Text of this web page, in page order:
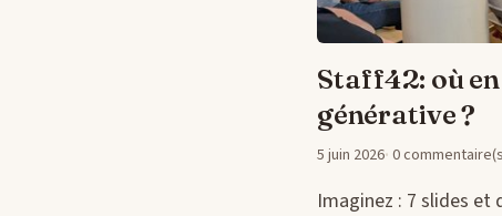
Staff42: où
générative ?
5 juin 2026 0
Imaginez : 7 slides